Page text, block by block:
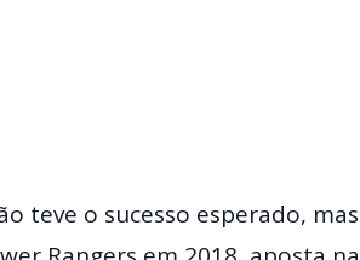
teve o sucesso esperado, mas